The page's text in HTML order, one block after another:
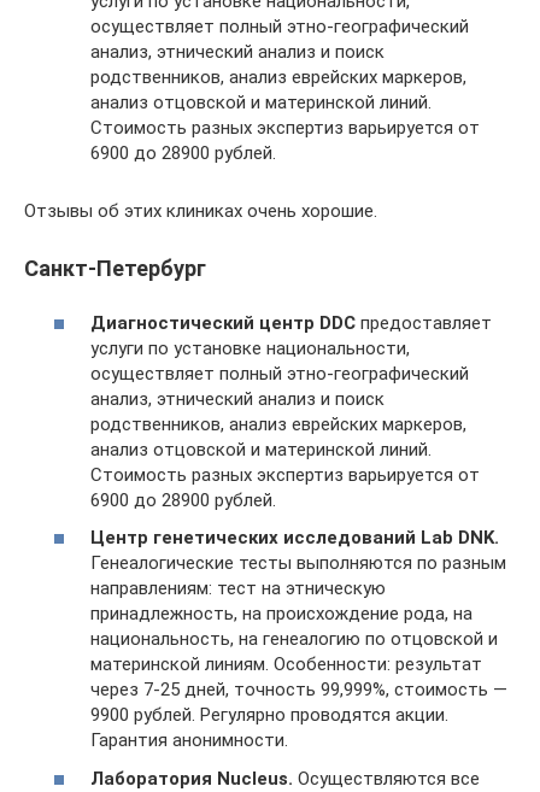
осуществляет полный этно-географический
анализ, этнический анализ и поиск
родственников, анализ еврейских маркеров,
анализ отцовской и материнской линий.
Стоимость разных экспертиз варьируется от
6900 до 28900 рублей.
Отзывы об этих клиниках очень хорошие.
Санкт-Петербург
Диагностический центр DDC предоставляет
услуги по установке национальности,
осуществляет полный этно-географический
анализ, этнический анализ и поиск
родственников, анализ еврейских маркеров,
анализ отцовской и материнской линий.
Стоимость разных экспертиз варьируется от
6900 до 28900 рублей.
Центр генетических исследований Lab DNK.
Генеалогические тесты выполняются по разным
направлениям: тест на этническую
принадлежность, на происхождение рода, на
национальность, на генеалогию по отцовской и
материнской линиям. Особенности: результат
через 7-25 дней, точность 99,999%, стоимость —
9900 рублей. Регулярно проводятся акции.
Гарантия анонимности.
Лаборатория Nucleus. Осуществляются все